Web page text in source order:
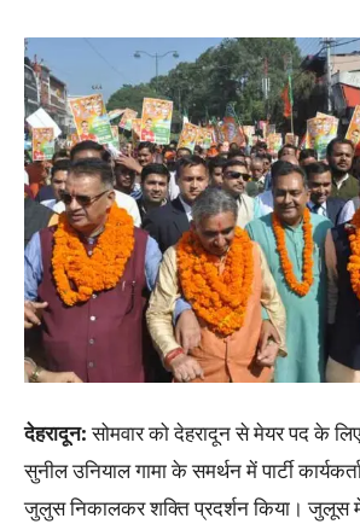
देहरादून:सोमवार को देहरादून से मेयर पद के
सुनील उनियाल गामा के समर्थन में पार्टी
जुलुस निकालकर शक्ति प्रदर्शन किया। जुलूस